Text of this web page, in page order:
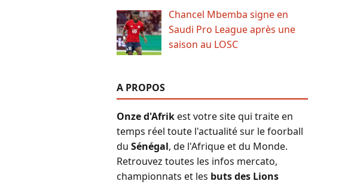
Chancel Mbemba signe en
Saudi Pro League après une
saison au LOSC
A PROPOS
Onze d'Afrikest votre site qui traite en
temps réel toute l'actualité sur le foorball
du Sénégal, de l'Afrique et du Monde.
Retrouvez toutes les infos mercato,
championnats et les buts des Lions